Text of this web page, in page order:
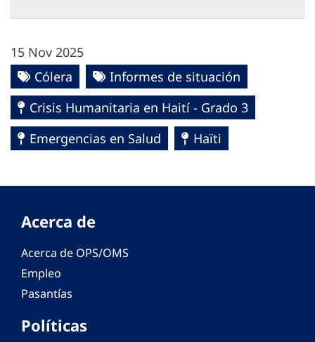
15 Nov 2025
Cólera
Informes de situación
Crisis Humanitaria en Haití - Grado 3
Emergencias en Salud
Haïti
Acerca de
Acerca de OPS/OMS
Empleo
Pasantías
Políticas